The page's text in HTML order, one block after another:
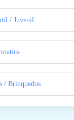
/ Juvenil
/ Brinquedos